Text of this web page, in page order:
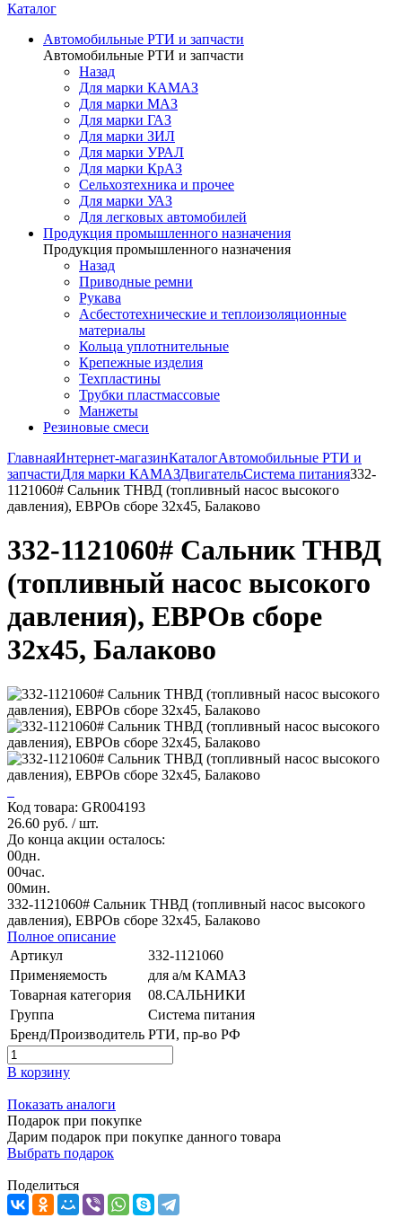
Каталог
Автомобильные РТИ и запчасти
Автомобильные РТИ и запчасти
Назад
Для марки КАМАЗ
Для марки МАЗ
Для марки ГАЗ
Для марки ЗИЛ
Для марки УРАЛ
Для марки КрАЗ
Сельхозтехника и прочее
Для марки УАЗ
Для легковых автомобилей
Продукция промышленного назначения
Продукция промышленного назначения
Назад
Приводные ремни
Рукава
Асбестотехнические и теплоизоляционные
материалы
Кольца уплотнительные
Крепежные изделия
Техпластины
Трубки пластмассовые
Манжеты
Резиновые смеси
ГлавнаяИнтернет-магазинКаталогАвтомобильные РТИ и
запчастиДля марки КАМАЗДвигательСистема питания332-
1121060# Сальник ТНВД (топливный насос высокого
давления), ЕВРОв сборе 32х45, Балаково
332-1121060# Сальник ТНВД
(топливный насос высокого
давления), ЕВРОв сборе
32х45, Балаково
Код товара: GR004193
26.60 руб. / шт.
До конца акции осталось:
00дн.
00час.
00мин.
332-1121060# Сальник ТНВД (топливный насос высокого
давления), ЕВРОв сборе 32х45, Балаково
Полное описание
Артикул
332-1121060
Применяемость
для а/м КАМАЗ
Товарная категория
08.САЛЬНИКИ
Группа
Система питания
Бренд/Производитель РТИ, пр-во РФ
В корзину
Показать аналоги
Подарок при покупке
Дарим подарок при покупке данного товара
Выбрать подарок
Поделиться